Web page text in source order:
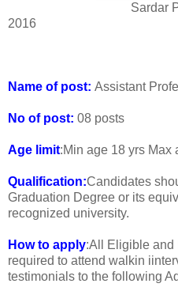
Sardar Patel
2016
Name of post: Assistant
No of post: 08 posts
Age limit:Min age 18 yrs Max
Qualification:Candidates
Graduation Degree or its
recognized university.
How to apply:All Eligible and
required to attend walkin
testimonials to the following